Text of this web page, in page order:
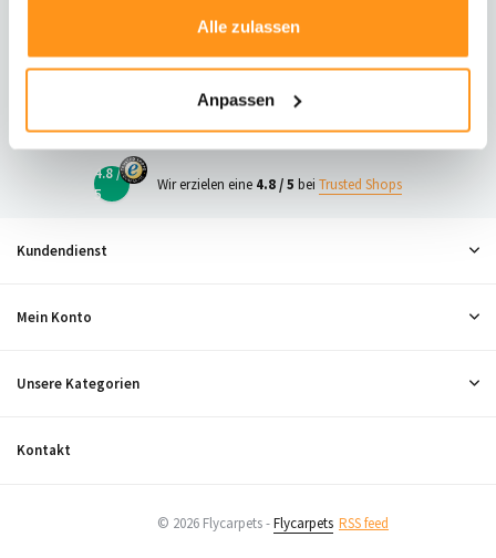
Alle zulassen
Anpassen
Telefonischer Kontakt
23
4.8 /
5
Wir erzielen eine 4.8 / 5 bei Trusted Shops
Kundendienst
Mein Konto
Unsere Kategorien
Kontakt
© 2026 Flycarpets -Flycarpets RSS feed